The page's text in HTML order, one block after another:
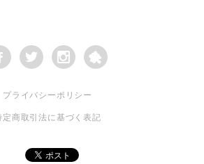
プライバシーポリシー
定商取引法に基づく表記